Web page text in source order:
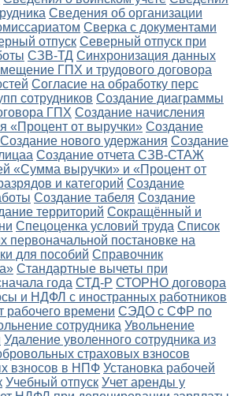
Сведения об организации
Сверка с документами
отпуск Северный отпуск при
СЗВ-ТД Синхронизация данных
ГПХ и трудового договора
Согласие на обработку перс
сотрудников Создание диаграммы
ГПХ Создание начисления
«Процент от выручки» Создание
Создание нового удержания Создание
Создание отчета СЗВ-СТАЖ
«Сумма выручки» и «Процент от
и категорий Создание
Создание табеля Создание
территорий Сокращённый и
Спецоценка условий труда Список
первоначальной постановке на
для пособий Справочник
Стандартные вычеты при
года СТД-Р СТОРНО договора
и НДФЛ с иностранных работников
времени СЭДО с СФР по
сотрудника Увольнение
Удаление уволенного сотрудника из
страховых взносов
взносов в НПФ Установка рабочей
Учебный отпуск Учет аренды у